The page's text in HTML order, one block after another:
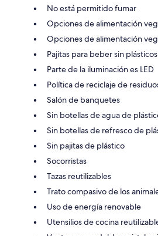
No está permitido fumar
Opciones de alimentación
Opciones de alimentación
Pajitas para beber sin plásticos
Parte de la iluminación es LED
Política de reciclaje de
Salón de banquetes
Sin botellas de agua de
Sin botellas de refresco de
Sin pajitas de plástico
Socorristas
Tazas reutilizables
Trato compasivo de los
Uso de energía renovable
Utensilios de cocina